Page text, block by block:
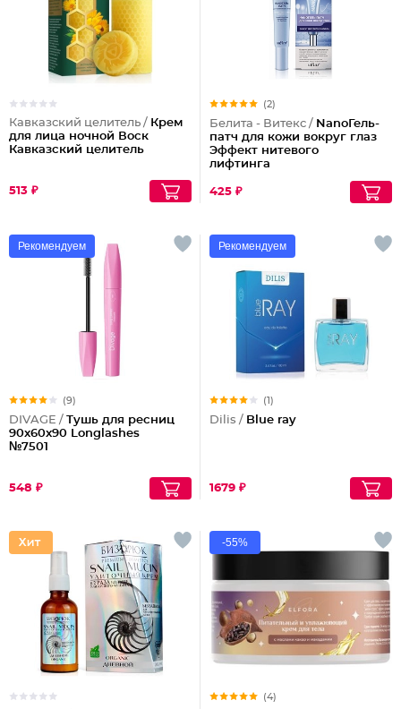
Кавказский целитель / Крем
для лица ночной Воск
Кавказский целитель
513 ₽
(2)
Белита - Витекс / NanoГель-
патч для кожи вокруг глаз
Эффект нитевого
лифтинга
425 ₽
Рекомендуем
(9)
DIVAGE / Тушь для ресниц
90x60x90 Longlashes
№7501
548 ₽
Рекомендуем
(1)
Dilis / Blue ray
1679 ₽
-55%
(4)